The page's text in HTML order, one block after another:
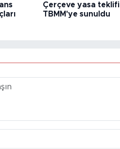
Çerçeve yasa teklifi
TBMM'ye sunuldu